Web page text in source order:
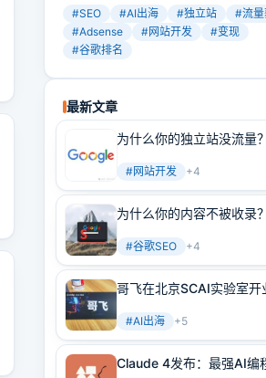
#SEO #AI出海 #独立站 #流
#Adsense #网站开发 #变现
#谷歌排名
最新文章
为什么你的独立站没流量
#网站开发 +4
为什么你的内容不被收录
方法
#谷歌SEO +4
哥飞在北京SCAI实验室开
#AI出海 +5
Claude 4发布：最强AI编